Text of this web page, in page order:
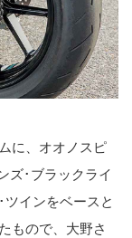
に、オオノスピ
ズ･ブラックライ
インをベースと
もので、大野さ